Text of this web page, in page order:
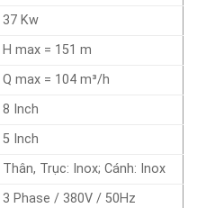
37 Kw
H max = 151 m
Q max = 104 m³/h
8 Inch
5 Inch
Thân, Trục: Inox; Cánh: Inox
3 Phase / 380V / 50Hz